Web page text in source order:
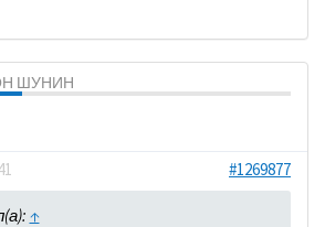
ШУНИН
#1269877
↑